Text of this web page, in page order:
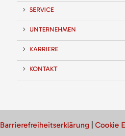
SERVICE
UNTERNEHMEN
KARRIERE
KONTAKT
Barrierefreiheitserklärung Cookie